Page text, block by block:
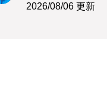
2026/08/06 更新